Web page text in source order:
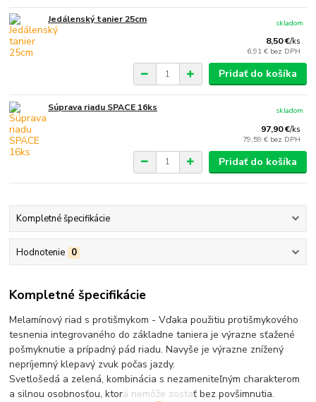
Jedálenský tanier 25cm
8,50 €/ks
6,91 € bez DPH
skladom
Pridať do košíka
Súprava riadu SPACE 16ks
97,90 €/ks
79,59 € bez DPH
skladom
Pridať do košíka
Kompletné špecifikácie
Hodnotenie 0
Kompletné špecifikácie
Melamínový riad s protišmykom - Vďaka použitiu protišmykového
tesnenia integrovaného do základne taniera je výrazne sťažené
pošmyknutie a prípadný pád riadu. Navyše je výrazne znížený
nepríjemný klepavý zvuk počas jazdy.
Svetlošedá a zelená, kombinácia s nezameniteľným charakterom
a silnou osobnosťou, ktorá nemôže zostať bez povšimnutia.